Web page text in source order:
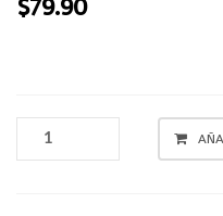
CEPILLO
CANTIDAD